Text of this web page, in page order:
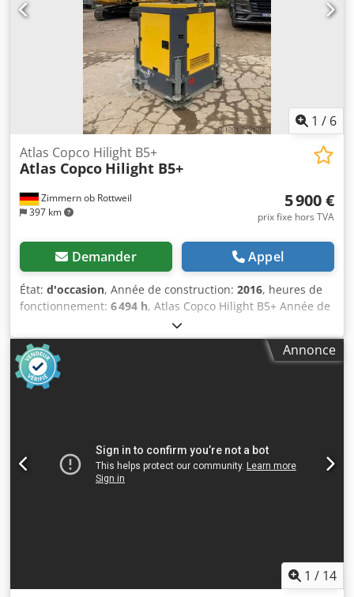
1 / 6
Zimmern ob Rottweil
397 km
Atlas Copco Hilight B5+
Atlas Copco Hilight B5+
5 900 €
prix fixe hors TVA
Demander Appel
État: d'occasion, Année de construction: 2016, heures de
fonctionnement: 6 494 h, Atlas Copco Hilight B5+ Année de
fabrication : 2016 Heures de fonctionnement : 6 494 h
Codpfx Aloy R Atzegoha Éclairage LED : 4 × 350 W Zone
d'éclairage : jusqu'à 5 000 m² Poids : 981 kg
Annonce
1 / 14